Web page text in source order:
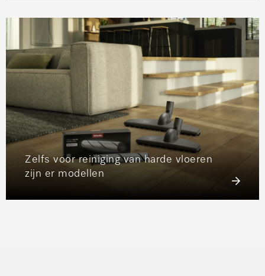
Zelfs voor reiniging van harde vloeren
zijn er modellen